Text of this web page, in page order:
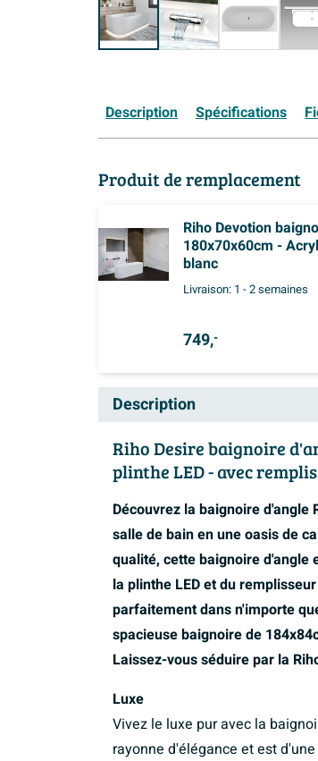
Description Spécifications
Produit de remplacement
Riho Devotion
180x70x60cm -
blanc
Livraison: 1 - 2 semaines
749,-
Description
Riho Desire baignoire
plinthe LED - avec
Découvrez la baignoire
salle de bain en une oasis de
qualité, cette baignoire d'angle
la plinthe LED et du
parfaitement dans n'importe
spacieuse baignoire de
Laissez-vous séduire par la
Luxe
Vivez le luxe pur avec la
rayonne d'élégance et est